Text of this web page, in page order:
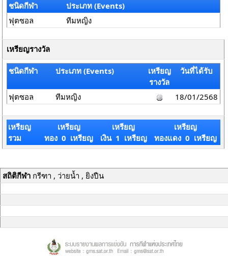
ชนิดกีฬา
ประเภท (Events)
ฟุตซอล
ทีมหญิง
เหรียญรางวัล
ชนิดกีฬา ประเภท (Events)
เหรียญ
รางวัล
วันที่ได้รับ
ฟุตซอล ทีมหญิง 18/01/2568
เหรียญ
รวม
เหรียญ
ทอง 0 เหรียญ
เหรียญ
เงิน 1 เหรียญ
เหรียญ
ทองแดง 0 เหรียญ
สถิติกีฬากรีฑา , ว่ายน้ำ , ยิงปืน